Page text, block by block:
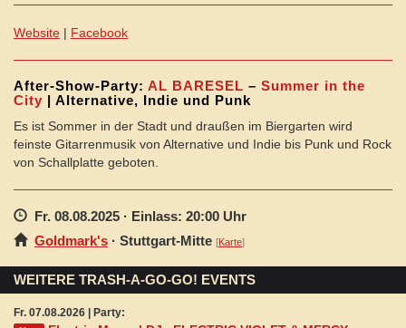
Website | Facebook
After-Show-Party: AL BARESEL – Summer in the
City | Alternative, Indie und Punk
Es ist Sommer in der Stadt und draußen im Biergarten wird
feinste Gitarrenmusik von Alternative und Indie bis Punk und Rock
von Schallplatte geboten.
Fr. 08.08.2025 · Einlass: 20:00 Uhr
Goldmark's · Stuttgart-Mitte [Karte]
WEITERE TRASH-A-GO-GO! EVENTS
Fr. 07.08.2026 | Party: